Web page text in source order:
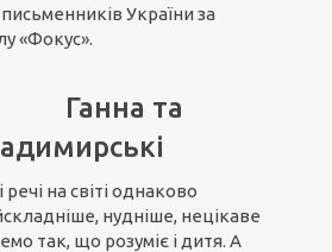
України за
«Фокус».
Ганна та
на світі однаково
нудніше, нецікаве
так, що розуміє і дитя. А